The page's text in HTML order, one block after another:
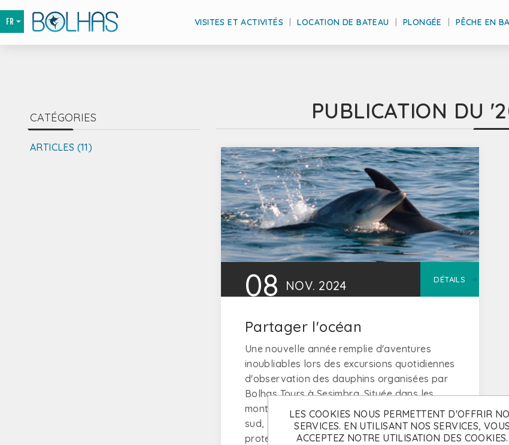
VISITES ET ACTIVITÉS LOCATION DE BATEAU PLONGÉE PÊCHE EN
PUBLICATION DU
08 NOV. 2024 DÉTAILS
Partager l'océan
Une nouvelle année remplie d'aventures
inoubliables lors des excursions quotidiennes
d'observation des dauphins organisées par
Bolhas Tours à Sesimbra. Située dans les
montagnes de l'Arrábida et orientée vers le
sud, la ville de Sesimbra bénéficie de la
protection naturelle de cette grande chaîne
CATÉGORIES
ARTICLES (11)
LES COOKIES NOUS PERMETTENT D'OFFRIR
SERVICES. EN UTILISANT NOS SERVICES, VOUS
ACCEPTEZ NOTRE UTILISATION DES COOKIES.